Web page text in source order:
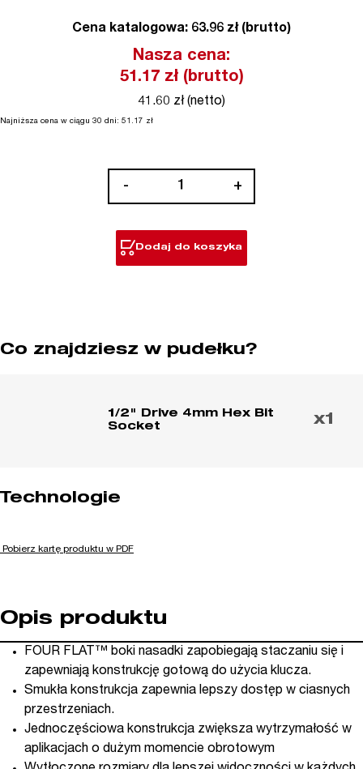
Cena katalogowa: 63.96 zł (brutto)
Nasza cena:
51.17zł (brutto)
41.60 zł (netto)
Najniższa cena w ciągu 30 dni: 51.17 zł
-
sześciokątna
1/2˝
+
Dodaj do koszyka
Co znajdziesz w pudełku?
1/2" Drive 4mm Hex Bit
Socket
x1
Technologie
Pobierz kartę produktu w PDF
Opis produktu
FOUR FLAT™ boki nasadki zapobiegają staczaniu się i
zapewniają konstrukcję gotową do użycia klucza.
Smukła konstrukcja zapewnia lepszy dostęp w ciasnych
przestrzeniach.
Jednoczęściowa konstrukcja zwiększa wytrzymałość w
aplikacjach o dużym momencie obrotowym